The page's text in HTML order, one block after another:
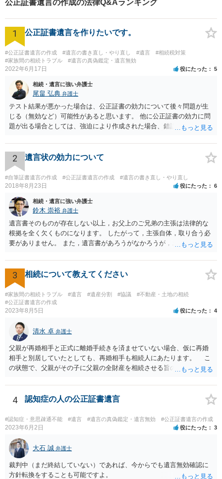
公正証書遺言の作成の法律Q&Aランキング
1 公正証書遺言を作りたいです。
#公正証書遺言の作成 #遺言の書き直し・やり直し #遺言
#相続税対策
#家族間の相続トラブル
#遺言の真偽鑑定・遺言無効
2022年6月17日 役にたった 5
相続・遺言に強い弁護士
尾畠 弘典 弁護士
テスト結果が悪かった場合は、公正証書の効力について後々問題が生
じる（無効など）可能性があると思います。 他に公正証書の効力に問
題が出る場合としては、強迫により作成された場合、錯誤（勘違い）
すが、弁護士に作成を依頼する場合は、１０～数十万円程度になるケ
ースが多いと思います。 報酬体系は、弁護士ごとに異なりますので一
律の基準はありません。
2 遺言状の効力について
#自筆証書遺言の作成 #公正証書遺言の作成 #遺言の書き直し・やり直し
2018年8月23日 役にたった 6
相続・遺言に強い弁護士
鈴木 崇裕 弁護士
遺言書そのものが存在しない以上，お父上のご兄弟の主張は法律的な
根拠を全く欠くものになります。 したがって，主張自体，取り合う必
要がありません。 また，遺言書があろうがなかろうが，お父上のご兄
ご回答にもありますが， 代理人弁護士をたてて，その弁護士から相手
方に対して， ・相続に関する主張は法的根拠がなく，一切応じないこ
と ・今後一切の連絡をしてこないでほしいこと ・連絡を継続してくる
ようであれば警察への通報や法的措置も辞さないこと などを記載した
書面を発送してもらうことがよろしいように思います。
3 相続について教えてください
#家族間の相続トラブル #遺言 #遺産分割 #協議
#不動産・土地の相続
#公正証書遺言の作成
2023年8月5日 役にたった 4
清水 卓 弁護士
父親が再婚相手と正式に離婚手続きを済ませていない場合、仮に再婚
相手と別居していたとしても、再婚相手も相続人にあたります。 こ
の状態で、父親がその子に父親の全財産を相続させる旨の公正証書遺
が、再婚相手の遺留分を侵害しているため、再婚相手から相続人
（子）に対して遺留分侵害額請求権が行使される可能性があります。
お悩みのようであれば、問題の当事者であるお父様本人がお住まい
の地域等の弁護士に直接相談してみるのが望ましいように思います。
【参考】民法 （遺留分侵害額の請求） 第千四十六条 遺留分権利者及
びその承継人は、受遺者（特定財産承継遺言により財産を承継し又は
相続分の指定を受けた相続人を含む。以下この章において同じ。）又
は受贈者に対し、遺留分侵害額に相当する金銭の支払を請求すること
ができる。
4 認知症の人の公正証書遺言
#認知症・意思疎通不能 #遺言 #遺言の真偽鑑定・遺言無効 #公正証書遺言の作成
2023年6月2日 役にたった 3
大石 誠 弁護士
裁判中（まだ終結していない）であれば、今からでも遺言無効確認に
方針転換をすることも可能ですよ。